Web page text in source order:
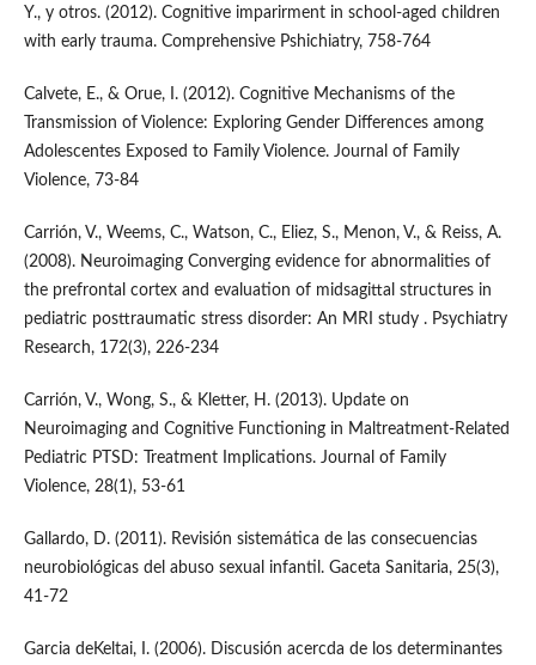
Y., y otros. (2012). Cognitive imparirment in school-aged children
with early trauma. Comprehensive Pshichiatry, 758-764
Calvete, E., & Orue, I. (2012). Cognitive Mechanisms of the
Transmission of Violence: Exploring Gender Differences among
Adolescentes Exposed to Family Violence. Journal of Family
Violence, 73-84
Carrión, V., Weems, C., Watson, C., Eliez, S., Menon, V., & Reiss, A.
(2008). Neuroimaging Converging evidence for abnormalities of
the prefrontal cortex and evaluation of midsagittal structures in
pediatric posttraumatic stress disorder: An MRI study . Psychiatry
Research, 172(3), 226-234
Carrión, V., Wong, S., & Kletter, H. (2013). Update on
Neuroimaging and Cognitive Functioning in Maltreatment-Related
Pediatric PTSD: Treatment Implications. Journal of Family
Violence, 28(1), 53-61
Gallardo, D. (2011). Revisión sistemática de las consecuencias
neurobiológicas del abuso sexual infantil. Gaceta Sanitaria, 25(3),
41-72
Garcia deKeltai, I. (2006). Discusión acercda de los determinantes